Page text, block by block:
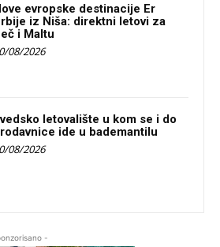
evropske destinacije Er
iz Niša: direktni letovi za
i Maltu
08/2026
letovalište u kom se i do
ide u bademantilu
08/2026
-